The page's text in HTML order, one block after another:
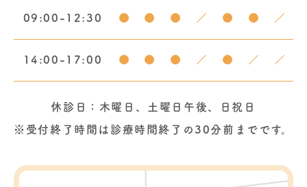
09:00-12:30 ● ● ● ／ ● ● ／
14:00-17:00 ● ● ● ／ ● ／ ／
休診日：木曜日、土曜日午後、日祝日
※受付終了時間は診療時間終了の30分前までです。